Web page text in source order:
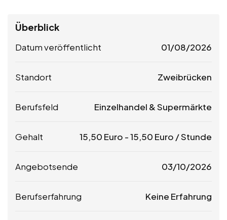
Überblick
Datum veröffentlicht 01/08/2026
Standort Zweibrücken
Berufsfeld Einzelhandel & Supermärkte
Gehalt 15,50 Euro -15,50 Euro / Stunde
Angebotsende 03/10/2026
Berufserfahrung Keine Erfahrung